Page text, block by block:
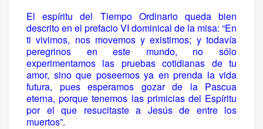
El espíritu del Tiempo Ordinario queda bien
descrito en el prefacio VI dominical de la misa: “En
ti vivimos, nos movemos y existimos; y todavía
peregrinos en este mundo, no sólo
experimentamos las pruebas cotidianas de tu
amor, sino que poseemos ya en prenda la vida
futura, pues esperamos gozar de la Pascua
eterna, porque tenemos las primicias del Espíritu
por el que resucitaste a Jesús de entre los
muertos”.